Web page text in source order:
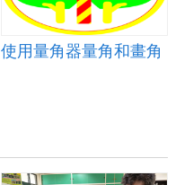
使用量角器量角和畫角